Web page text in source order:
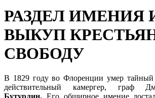
РАЗДЕЛ ИМЕНИЯ
ВЫКУП
СВОБОДУ
В 1829 году во Флоренции умер тайный
действительный камергер, граф